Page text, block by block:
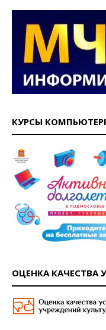
КУРСЫ
ОЦЕНКА КАЧЕСТВА